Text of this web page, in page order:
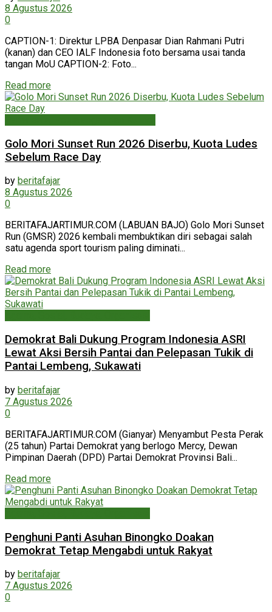
8 Agustus 2026
0
CAPTION-1: Direktur LPBA Denpasar Dian Rahmani Putri
(kanan) dan CEO IALF Indonesia foto bersama usai tanda
tangan MoU CAPTION-2: Foto...
Read more
Golo Mori Sunset Run 2026 Diserbu, Kuota Ludes
Sebelum Race Day
by beritafajar
8 Agustus 2026
0
BERITAFAJARTIMUR.COM (LABUAN BAJO) Golo Mori Sunset
Run (GMSR) 2026 kembali membuktikan diri sebagai salah
satu agenda sport tourism paling diminati...
Read more
Demokrat Bali Dukung Program Indonesia ASRI
Lewat Aksi Bersih Pantai dan Pelepasan Tukik di
Pantai Lembeng, Sukawati
by beritafajar
7 Agustus 2026
0
BERITAFAJARTIMUR.COM (Gianyar) Menyambut Pesta Perak
(25 tahun) Partai Demokrat yang berlogo Mercy, Dewan
Pimpinan Daerah (DPD) Partai Demokrat Provinsi Bali...
Read more
Penghuni Panti Asuhan Binongko Doakan
Demokrat Tetap Mengabdi untuk Rakyat
by beritafajar
7 Agustus 2026
0